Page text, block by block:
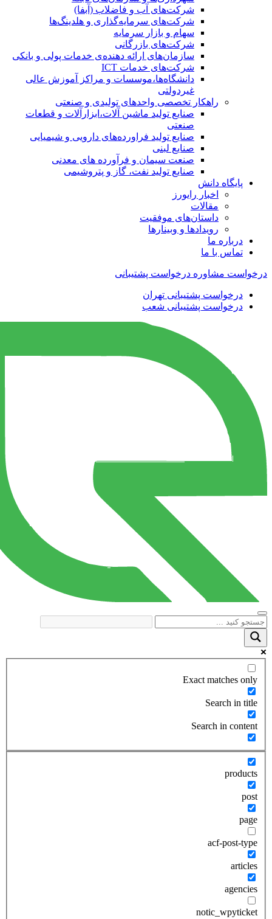
شرکت‌های آب و فاضلاب (آبفا)
شرکت‌های سرمایه‌گذاری و هلدینگ‌ها
سهام و بازار سرمایه
شرکت‌های بازرگانی
سازمان‌های ارائه دهنده‌ی خدمات پولی و بانکی
شرکت‌های خدمات ICT
دانشگاه‌ها،موسسات و مراکز آموزش عالی
غیردولتی
راهکار تخصصی واحدهای تولیدی و صنعتی
صنایع توليد ماشين آلات،ابزارآلات و قطعات
صنعتی
صنایع تولید فراورده‌های دارویی و شیمیایی
صنایع لبنی
صنعت سیمان و فرآورده های معدنی
صنایع تولید نفت، گاز و پتروشيمی
پایگاه دانش
اخبار رایورز
مقالات
داستان‌های موفقیت
رویدادها و وبینارها
درباره ما
تماس با ما
درخواست مشاوره درخواست پشتیبانی
درخواست پشتیبانی تهران
درخواست پشتیبانی شعب
Exact matches only
Search in title
Search in content
products
post
page
acf-post-type
articles
agencies
notic_wpyticket